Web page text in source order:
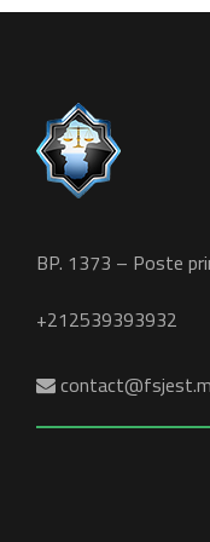
BP. 1373 – Poste
+212539393932